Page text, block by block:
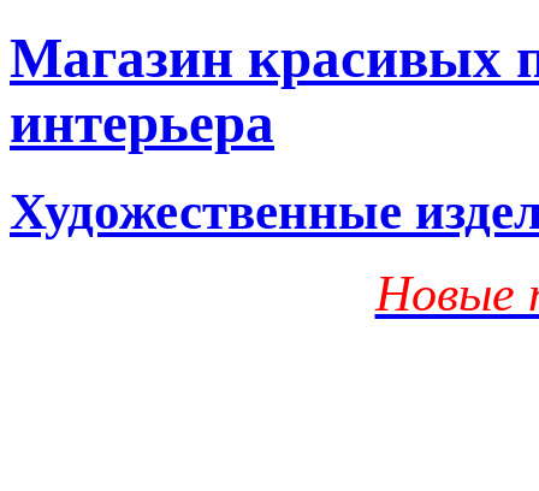
Магазин красивых
интерьера
Художественные
Новые